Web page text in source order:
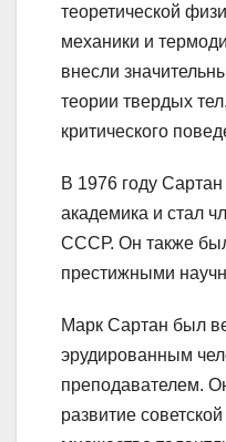
теоретической
механики и
внесли
теории твердых
критического
В 1976 году
академика и стал
СССР. Он также
престижными
Марк Сартан был
эрудированным
преподавателем.
развитие